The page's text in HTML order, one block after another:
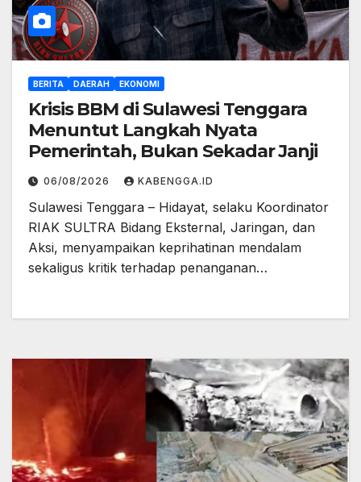
BERITA DAERAH EKONOMI
Krisis BBM di Sulawesi Tenggara
Menuntut Langkah Nyata
Pemerintah, Bukan Sekadar Janji
06/08/2026 KABENGGA.ID
Sulawesi Tenggara – Hidayat, selaku Koordinator
RIAK SULTRA Bidang Eksternal, Jaringan, dan
Aksi, menyampaikan keprihatinan mendalam
sekaligus kritik terhadap penanganan…